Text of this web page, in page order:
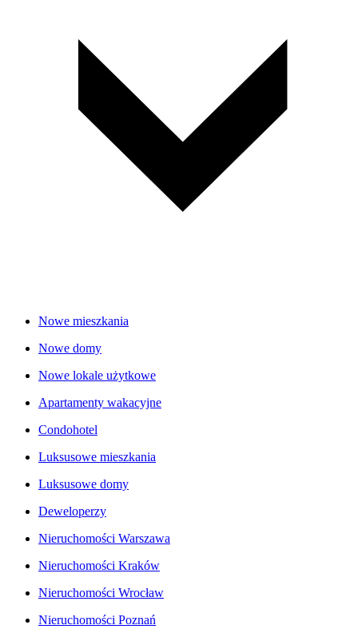
Nowe mieszkania
Nowe domy
Nowe lokale użytkowe
Apartamenty wakacyjne
Condohotel
Luksusowe mieszkania
Luksusowe domy
Deweloperzy
Nieruchomości Warszawa
Nieruchomości Kraków
Nieruchomości Wrocław
Nieruchomości Poznań